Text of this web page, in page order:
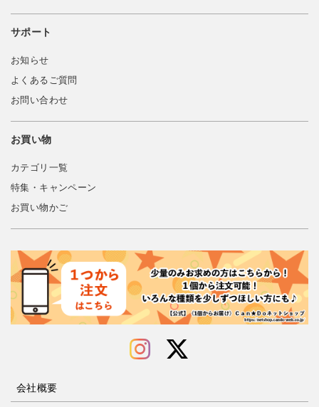
サポート
お知らせ
よくあるご質問
お問い合わせ
お買い物
カテゴリ一覧
特集・キャンペーン
お買い物かご
会社概要